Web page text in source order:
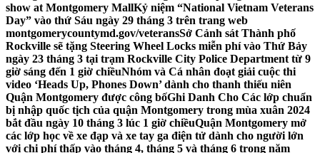
show at Montgomery MallKỷ niệm “National Vietnam Veterans
Day” vào thứ Sáu ngày 29 tháng 3 trên trang web
montgomerycountymd.gov/veteransSở Cảnh sát Thành phố
Rockville sẽ tặng Steering Wheel Locks miễn phí vào Thứ Bảy
ngày 23 tháng 3 tại trạm Rockville City Police Department từ 9
giờ sáng đến 1 giờ chiềuNhóm và Cá nhân đoạt giải cuộc thi
video ‘Heads Up, Phones Down’ dành cho thanh thiếu niên
Quận Montgomery được công bốGhi Danh Cho Các lớp chuẩn
bị nhập quốc tịch của quận Montgomery trong mùa xuân 2024
bắt đầu ngày 10 tháng 3 lúc 1 giờ chiềuQuận Montgomery mở
các lớp học về xe đạp và xe tay ga điện tử dành cho người lớn
với chi phí thấp vào tháng 4, tháng 5 và tháng 6 trong năm